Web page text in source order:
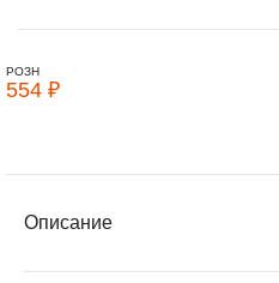
РОЗН
554 ₽
Описание